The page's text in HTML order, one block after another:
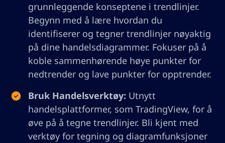
grunnleggende konseptene i trendlinjer.
Begynn med å lære hvordan du
identifiserer og tegner trendlinjer nøyaktig
på dine handelsdiagrammer. Fokuser på å
koble sammenhørende høye punkter for
nedtrender og lave punkter for opptrender.
Bruk Handelsverktøy: Utnytt
handelsplattformer, som TradingView, for å
øve på å tegne trendlinjer. Bli kjent med
verktøy for tegning og diagramfunksjoner